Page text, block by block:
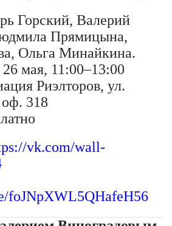
Горский, Валерий
Прямицына,
Ольга Минайкина.
26 мая, 11:00–13:00
Риэлторов, ул.
318
vk.com/wall-
foJNpXWL5QHafeH56